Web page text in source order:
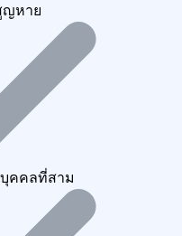
ญหาย
คคลที่สาม